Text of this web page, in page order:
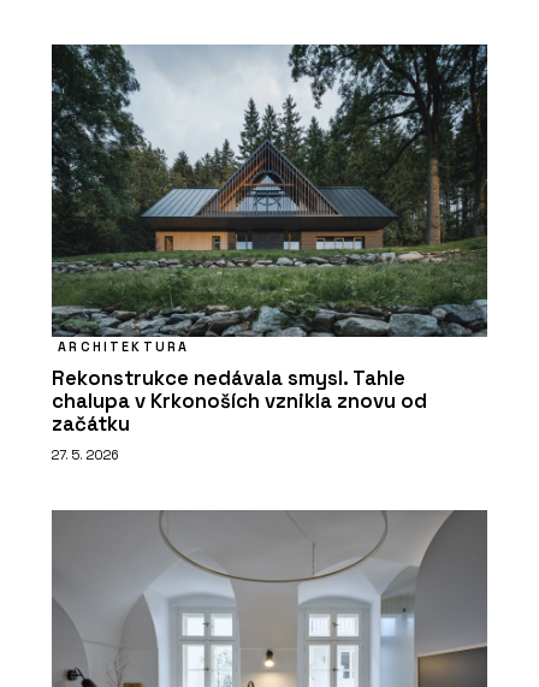
ARCHITEKTURA
Rekonstrukce nedávala smysl. Tahle
chalupa v Krkonoších vznikla znovu od
začátku
27. 5. 2026